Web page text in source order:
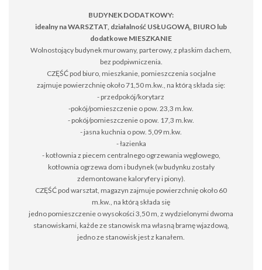
BUDYNEK DODATKOWY:
idealny na WARSZTAT, działalność USŁUGOWĄ, BIURO lub
dodatkowe MIESZKANIE
Wolnostojący budynek murowany, parterowy, z płaskim dachem,
bez podpiwniczenia.
CZĘŚĆ pod biuro, mieszkanie, pomieszczenia socjalne
zajmuje powierzchnię około 71,50 m.kw., na którą składa się:
- przedpokój/korytarz
-pokój/pomieszczenie o pow. 23,3 m.kw.
- pokój/pomieszczenie o pow. 17,3 m.kw.
- jasna kuchnia o pow. 5,09 m.kw.
- łazienka
- kotłownia z piecem centralnego ogrzewania węglowego,
kotłownia ogrzewa dom i budynek (w budynku zostały
zdemontowane kaloryfery i piony).
CZĘŚĆ pod warsztat, magazyn zajmuje powierzchnię około 60
m.kw., na którą składa się
jedno pomieszczenie o wysokości 3,50 m, z wydzielonymi dwoma
stanowiskami, każde ze stanowisk ma własną bramę wjazdową,
jedno ze stanowisk jest z kanałem.